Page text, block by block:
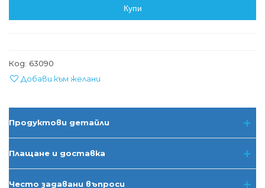
Купи
Код: 63090
Добави към желани
Продуктови детайли
Плащане и доставка
Често задавани въпроси